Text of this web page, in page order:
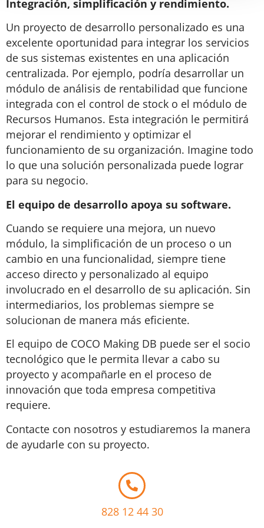
Integración, simplificación y rendimiento.
Un proyecto de desarrollo personalizado es una
excelente oportunidad para integrar los servicios
de sus sistemas existentes en una aplicación
centralizada. Por ejemplo, podría desarrollar un
módulo de análisis de rentabilidad que funcione
integrada con el control de stock o el módulo de
Recursos Humanos. Esta integración le permitirá
mejorar el rendimiento y optimizar el
funcionamiento de su organización. Imagine todo
lo que una solución personalizada puede lograr
para su negocio.
El equipo de desarrollo apoya su software.
Cuando se requiere una mejora, un nuevo
módulo, la simplificación de un proceso o un
cambio en una funcionalidad, siempre tiene
acceso directo y personalizado al equipo
involucrado en el desarrollo de su aplicación. Sin
intermediarios, los problemas siempre se
solucionan de manera más eficiente.
El equipo de COCO Making DB puede ser el socio
tecnológico que le permita llevar a cabo su
proyecto y acompañarle en el proceso de
innovación que toda empresa competitiva
requiere.
Contacte con nosotros y estudiaremos la manera
de ayudarle con su proyecto.
828 12 44 30